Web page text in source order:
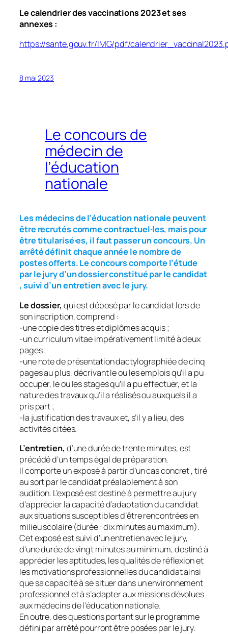
Le calendrier des vaccinations 2023 et ses
annexes :
https://sante.gouv.fr/IMG/pdf/
8 mai 2023
Le concours de
médecin de
l’éducation
nationale
Les médecins de l’éducation nationale peuvent
être recrutés comme contractuel·les, mais pour
être titularisé·es, il faut passer un concours. Un
arrêté définit chaque année le nombre de
postes offerts. Le concours comporte l’étude
par le jury d’un dossier constitué par le candidat
, suivi d’un entretien avec le jury.
Le dossier, qui est déposé par le candidat lors de
son inscription, comprend :
-une copie des titres et diplômes acquis ;
-un curriculum vitae impérativement limité à deux
pages ;
-une note de présentation dactylographiée de cinq
pages au plus, décrivant le ou les emplois qu’il a pu
occuper, le ou les stages qu’il a pu effectuer, et la
nature des travaux qu’il a réalisés ou auxquels il a
pris part ;
-la justification des travaux et, s’il y a lieu, des
activités citées.
L’entretien, d’une durée de trente minutes, est
précédé d’un temps égal de préparation.
Il comporte un exposé à partir d’un cas concret , tiré
au sort par le candidat préalablement à son
audition. L’exposé est destiné à permettre au jury
d’apprécier la capacité d’adaptation du candidat
aux situations susceptibles d’être rencontrées en
milieu scolaire (durée : dix minutes au maximum).
Cet exposé est suivi d’un entretien avec le jury,
d’une durée de vingt minutes au minimum, destiné à
apprécier les aptitudes, les qualités de réflexion et
les motivations professionnelles du candidat ainsi
que sa capacité à se situer dans un environnement
professionnel et à s’adapter aux missions dévolues
aux médecins de l’éducation nationale.
En outre, des questions portant sur le programme
défini par arrêté pourront être posées par le jury.